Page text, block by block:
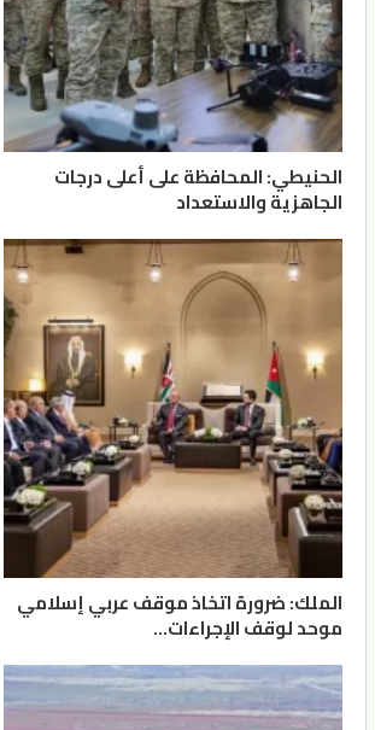
الحنيطي: المحافظة على أعلى درجات
الجاهزية والاستعداد
الملك: ضرورة اتخاذ موقف عربي إسلامي
موحد لوقف الإجراءات…